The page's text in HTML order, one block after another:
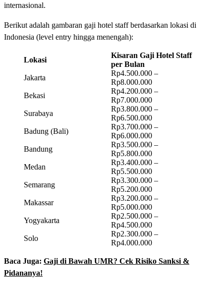
internasional.
Berikut adalah gambaran gaji hotel staff berdasarkan lokasi di
Indonesia (level entry hingga menengah):
Lokasi
Kisaran Gaji Hotel Staff
per Bulan
Jakarta
Rp4.500.000 –
Rp8.000.000
Bekasi
Rp4.200.000 –
Rp7.000.000
Surabaya
Rp3.800.000 –
Rp6.500.000
Badung (Bali)
Rp3.700.000 –
Rp6.000.000
Bandung
Rp3.500.000 –
Rp5.800.000
Medan
Rp3.400.000 –
Rp5.500.000
Semarang
Rp3.300.000 –
Rp5.200.000
Makassar
Rp3.200.000 –
Rp5.000.000
Yogyakarta
Rp2.500.000 –
Rp4.500.000
Solo
Rp2.300.000 –
Rp4.000.000
Baca Juga: Gaji di Bawah UMR? Cek Risiko Sanksi &
Pidananya!